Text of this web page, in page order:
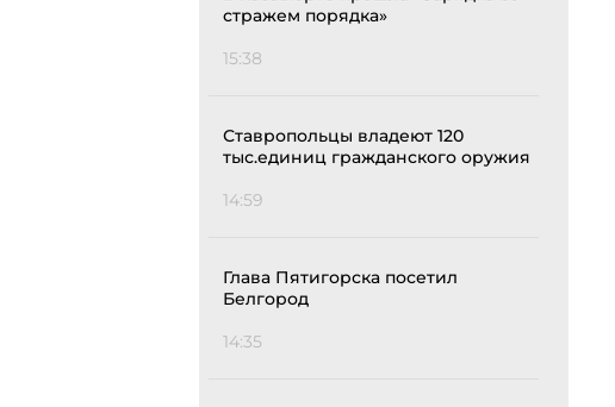
стражем порядка»
15:38
Ставропольцы владеют 120
тыс.единиц гражданского оружия
14:59
Глава Пятигорска посетил
Белгород
14:35